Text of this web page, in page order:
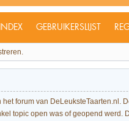
INDEX GEBRUIKERSLIJST
forum van
topic open was of geopend